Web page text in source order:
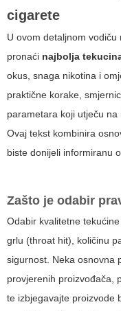
cigarete
U ovom detaljnom
pronaći najbolja
okus, snaga nikotina i
praktične korake,
parametara koji utječu
Ovaj tekst kombinira
biste donijeli informiranu
Zašto je odabir
Odabir kvalitetne
grlu (throat hit), količinu
sigurnost. Neka osnovna
provjerenih proizvođača,
te izbjegavajte proizvode